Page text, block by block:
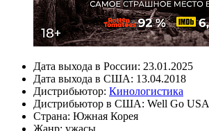
Дата выхода в России: 23.01.2025
Дата выхода в США: 13.04.2018
Дистрибьютор: Кинологистика
Дистрибьютор в США: Well Go USA
Страна: Южная Корея
Жанр: ужасы